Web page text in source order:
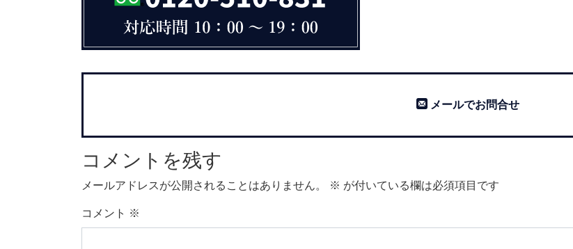
メールでお問合せ
コメントを残す
メールアドレスが公開されることはありません。 ※ が付いている欄は必須項目です
コメント ※